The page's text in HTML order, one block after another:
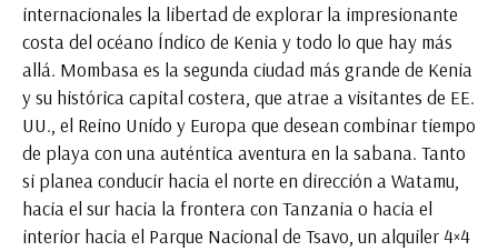
internacionales la libertad de explorar la impresionante
costa del océano Índico de Kenia y todo lo que hay más
allá. Mombasa es la segunda ciudad más grande de Kenia
y su histórica capital costera, que atrae a visitantes de EE.
UU., el Reino Unido y Europa que desean combinar tiempo
de playa con una auténtica aventura en la sabana. Tanto
si planea conducir hacia el norte en dirección a Watamu,
hacia el sur hacia la frontera con Tanzania o hacia el
interior hacia el Parque Nacional de Tsavo, un alquiler 4×4